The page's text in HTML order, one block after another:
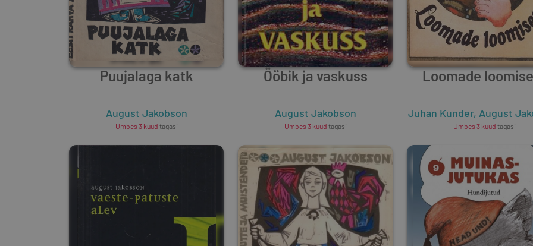
Puujalaga katk
August Jakobson
Umbes 3 kuud tagasi
Ööbik ja vaskuss
August Jakobson
Umbes 3 kuud tagasi
Loomade
Juhan Kunder, August
Umbes 3 kuud tagasi